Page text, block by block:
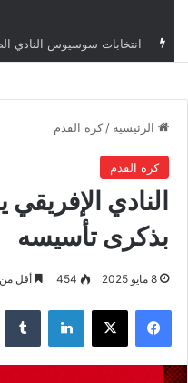
الرئيسية / كرة القدم
كرة القدم
النادي الإفريقي
بذكرى تأسيسه
8 مايو 2025 454 أقل
فيسبوك ‫X لينكدإن